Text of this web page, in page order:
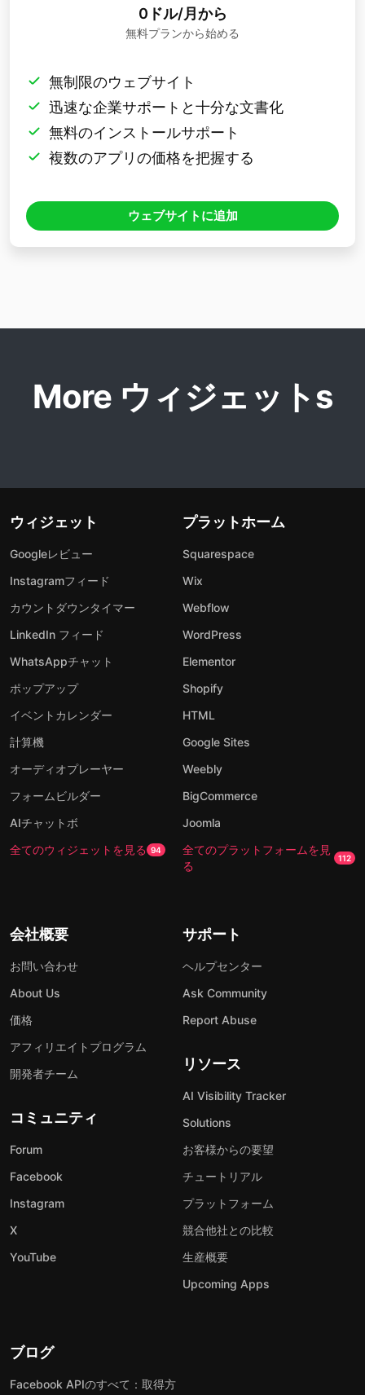
0ドル/月から
無料プランから始める
無制限のウェブサイト
迅速な企業サポートと十分な文書化
無料のインストールサポート
複数のアプリの価格を把握する
ウェブサイトに追加
More ウィジェットs
ウィジェット
Googleレビュー
Instagramフィード
カウントダウンタイマー
LinkedIn フィード
WhatsAppチャット
ポップアップ
イベントカレンダー
計算機
オーディオプレーヤー
フォームビルダー
AIチャットボ
全てのウィジェットを見る 94
プラットホーム
Squarespace
Wix
Webflow
WordPress
Elementor
Shopify
HTML
Google Sites
Weebly
BigCommerce
Joomla
全てのプラットフォームを見
る
112
会社概要
お問い合わせ
About Us
価格
アフィリエイトプログラム
開発者チーム
コミュニティ
Forum
Facebook
Instagram
X
YouTube
サポート
ヘルプセンター
Ask Community
Report Abuse
リソース
AI Visibility Tracker
Solutions
お客様からの要望
チュートリアル
プラットフォーム
競合他社との比較
生産概要
Upcoming Apps
ブログ
Facebook APIのすべて：取得方